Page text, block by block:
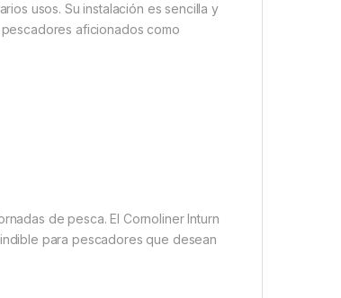
usos. Su instalación es sencilla y
aficionados como
de pesca. El Cornoliner Inturn
para pescadores que desean